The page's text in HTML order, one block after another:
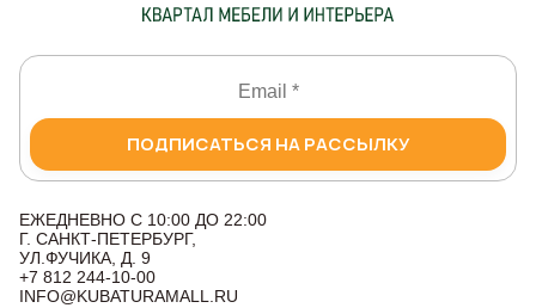
ПОДПИСАТЬСЯ НА РАССЫЛКУ
ЕЖЕДНЕВНО С 10:00 ДО 22:00
Г. САНКТ-ПЕТЕРБУРГ,
УЛ.ФУЧИКА, Д. 9
+7 812 244-10-00
INFO@KUBATURAMALL.RU